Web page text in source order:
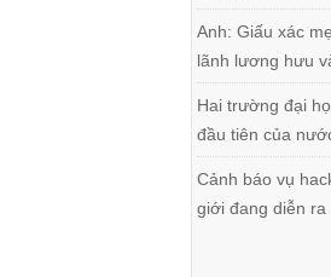
Anh: Giấu xác
lãnh lương hưu
Hai trường đại
đầu tiên của
Cảnh báo vụ
giới đang diễn ra